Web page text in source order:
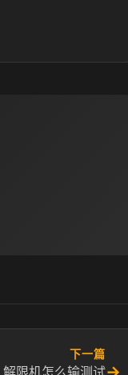
下一篇
限机怎么输测试